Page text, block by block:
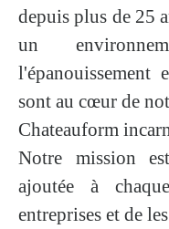
depuis plus de 25
un
l'épanouissement
sont au cœur de
Chateauform
Notre mission
ajoutée à
entreprises et de